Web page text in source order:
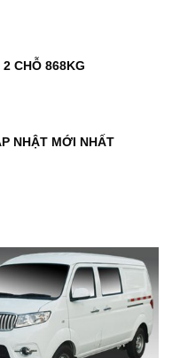
CHỖ 868KG
NHẬT MỚI NHẤT